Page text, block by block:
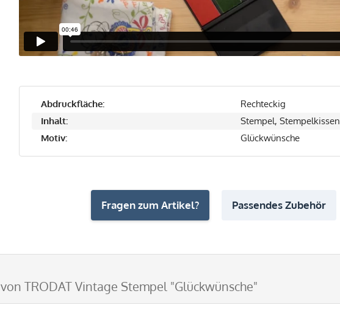
Abdruckfläche:
Rechteckig
Inhalt:
Stempel, Stempelkissen
Motiv:
Glückwünsche
Fragen zum Artikel? Passendes Zubehör
von TRODAT Vintage Stempel "Glückwünsche"